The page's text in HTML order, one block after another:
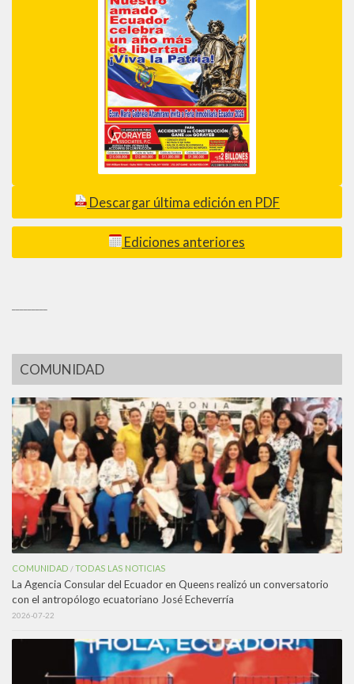
Descargar última edición en PDF
Ediciones anteriores
COMUNIDAD
COMUNIDAD /TODAS LAS NOTICIAS
La Agencia Consular del Ecuador en Queens realizó un conversatorio
con el antropólogo ecuatoriano José Echeverría
2026-07-22